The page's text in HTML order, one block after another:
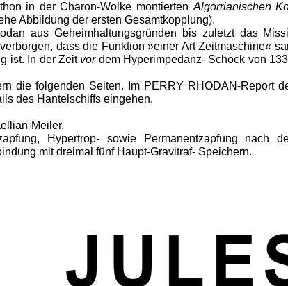
in der Charon-Wolke montierten Algorrianischen
Abbildung der ersten Gesamtkopplung).
aus Geheimhaltungsgründen bis zuletzt das
dass die Funktion »einer Art Zeitmaschine«
ist. In der Zeit vordem Hyperimpedanz- Schock von
die folgenden Seiten. Im PERRY RHODAN-Report
des Hantelschiffs eingehen.
Meiler.
Hypertrop- sowie Permanentzapfung nach
mit dreimal fünf Haupt-Gravitraf- Speichern.